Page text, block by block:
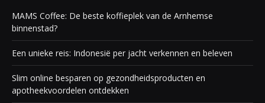
MAMS Coffee: De beste koffieplek van de Arnhemse
binnenstad?
Een unieke reis: Indonesië per jacht verkennen en beleven
Slim online besparen op gezondheidsproducten en
apotheekvoordelen ontdekken